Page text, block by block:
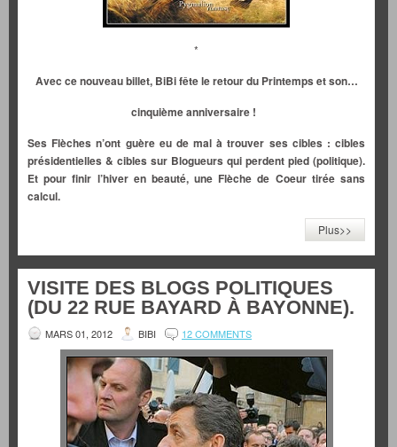
*
Avec ce nouveau billet, BiBi fête le retour du Printemps et son…
cinquième anniversaire !
Ses Flèches n’ont guère eu de mal à trouver ses cibles : cibles
présidentielles & cibles sur Blogueurs qui perdent pied (politique).
Et pour finir l’hiver en beauté, une Flèche de Coeur tirée sans
calcul.
Plus>>
VISITE DES BLOGS POLITIQUES
(DU 22 RUE BAYARD À BAYONNE).
MARS 01, 2012 BIBI 12 COMMENTS